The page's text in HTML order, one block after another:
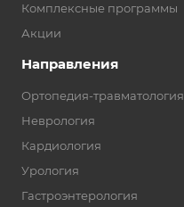
Комплексные программы
Акции
Направления
Ортопедия-травматология
Неврология
Кардиология
Урология
Гастроэнтерология